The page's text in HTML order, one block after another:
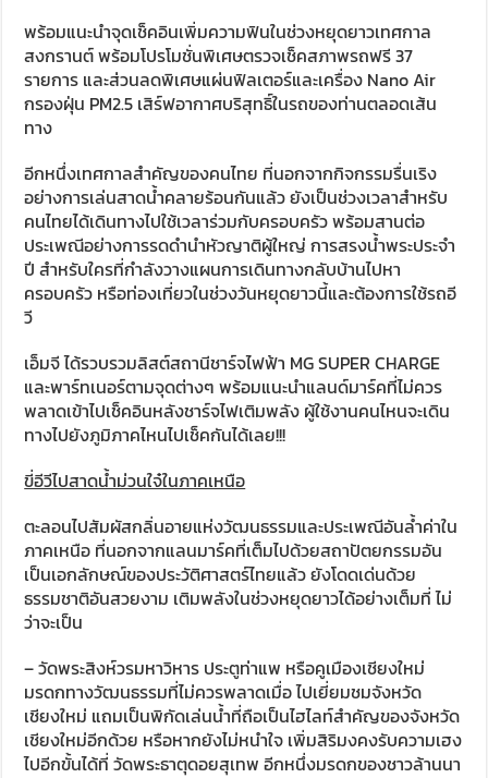
พร้อมแนะนำจุดเช็คอินเพิ่มความฟินในช่วงหยุดยาวเทศกาล
สงกรานต์ พร้อมโปรโมชั่นพิเศษตรวจเช็คสภาพรถฟรี 37
รายการ และส่วนลดพิเศษแผ่นฟิลเตอร์และเครื่อง Nano Air
กรองฝุ่น PM2.5 เสิร์ฟอากาศบริสุทธิ์ในรถของท่านตลอดเส้น
ทาง
อีกหนึ่งเทศกาลสำคัญของคนไทย ที่นอกจากกิจกรรมรื่นเริง
อย่างการเล่นสาดน้ำคลายร้อนกันแล้ว ยังเป็นช่วงเวลาสำหรับ
คนไทยได้เดินทางไปใช้เวลาร่วมกับครอบครัว พร้อมสานต่อ
ประเพณีอย่างการรดดำนำหัวญาติผู้ใหญ่ การสรงน้ำพระประจำ
ปี สำหรับใครที่กำลังวางแผนการเดินทางกลับบ้านไปหา
ครอบครัว หรือท่องเที่ยวในช่วงวันหยุดยาวนี้และต้องการใช้รถอี
วี
เอ็มจี ได้รวบรวมลิสต์สถานีชาร์จไฟฟ้า MG SUPER CHARGE
และพาร์ทเนอร์ตามจุดต่างๆ พร้อมแนะนำแลนด์มาร์คที่ไม่ควร
พลาดเข้าไปเช็คอินหลังชาร์จไฟเติมพลัง ผู้ใช้งานคนไหนจะเดิน
ทางไปยังภูมิภาคไหนไปเช็คกันได้เลย!!!
ขี่อีวีไปสาดน้ำม่วนใจ๋ในภาคเหนือ
ตะลอนไปสัมผัสกลิ่นอายแห่งวัฒนธรรมและประเพณีอันล้ำค่าใน
ภาคเหนือ ที่นอกจากแลนมาร์คที่เต็มไปด้วยสถาปัตยกรรมอัน
เป็นเอกลักษณ์ของประวัติศาสตร์ไทยแล้ว ยังโดดเด่นด้วย
ธรรมชาติอันสวยงาม เติมพลังในช่วงหยุดยาวได้อย่างเต็มที่ ไม่
ว่าจะเป็น
– วัดพระสิงห์วรมหาวิหาร ประตูท่าแพ หรือคูเมืองเชียงใหม่
มรดกทางวัฒนธรรมที่ไม่ควรพลาดเมื่อ ไปเยี่ยมชมจังหวัด
เชียงใหม่ แถมเป็นพิกัดเล่นน้ำที่ถือเป็นไฮไลท์สำคัญของจังหวัด
เชียงใหม่อีกด้วย หรือหากยังไม่หนำใจ เพิ่มสิริมงคงรับความเฮง
ไปอีกขั้นได้ที่ วัดพระธาตุดอยสุเทพ อีกหนึ่งมรดกของชาวล้านนา